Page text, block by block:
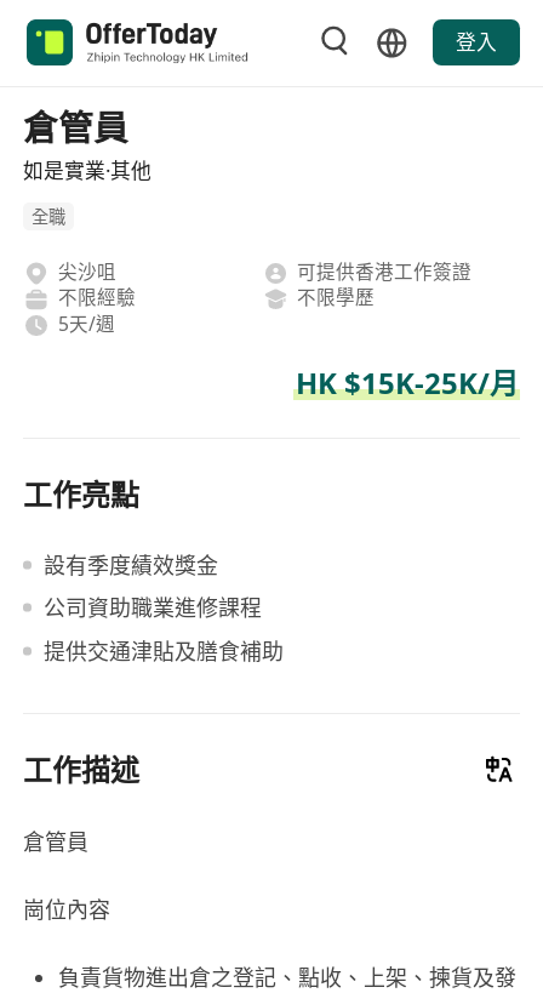
登入
倉管員
如是實業·其他
全職
尖沙咀
可提供香港工作簽證
不限經驗
不限學歷
5天/週
HK $15K-25K/月
工作亮點
設有季度績效獎金
公司資助職業進修課程
提供交通津貼及膳食補助
工作描述
倉管員
崗位內容
負責貨物進出倉之登記、點收、上架、揀貨及發